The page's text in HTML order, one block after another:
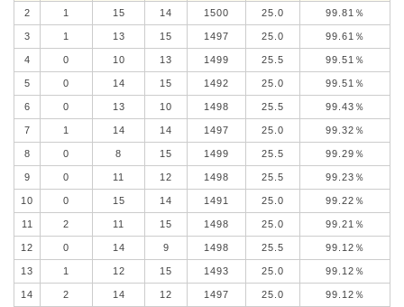
2 1 15 14 1500 25.0 99.81％
3 1 13 15 1497 25.0 99.61％
4 0 10 13 1499 25.5 99.51％
5 0 14 15 1492 25.0 99.51％
6 0 13 10 1498 25.5 99.43％
7 1 14 14 1497 25.0 99.32％
8 0 8 15 1499 25.5 99.29％
9 0 11 12 1498 25.5 99.23％
10 0 15 14 1491 25.0 99.22％
11 2 11 15 1498 25.0 99.21％
12 0 14 9 1498 25.5 99.12％
13 1 12 15 1493 25.0 99.12％
14 2 14 12 1497 25.0 99.12％